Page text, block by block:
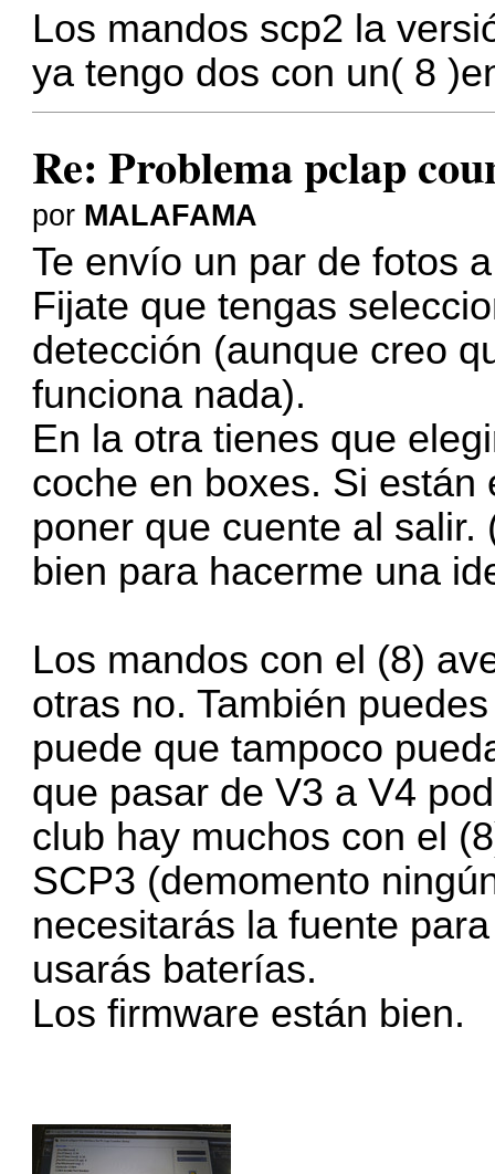
Los mandos scp2 la
ya tengo dos con un( 8
Re: Problema pclap
por MALAFAMA
Te envío un par de fotos
Fijate que tengas
detección (aunque creo
funciona nada).
En la otra tienes que
coche en boxes. Si
poner que cuente al
bien para hacerme una
Los mandos con el (8)
otras no. También
puede que tampoco
que pasar de V3 a V4
club hay muchos con el
SCP3 (demomento
necesitarás la fuente
usarás baterías.
Los firmware están bien.